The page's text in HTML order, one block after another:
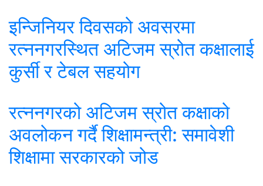
इन्जिनियर दिवसको अवसरमा
रत्ननगरस्थित अटिजम स्रोत कक्षालाई
कुर्सी र टेबल सहयोग
रत्ननगरको अटिजम स्रोत कक्षाको
अवलोकन गर्दै शिक्षामन्त्री: समावेशी
शिक्षामा सरकारको जोड